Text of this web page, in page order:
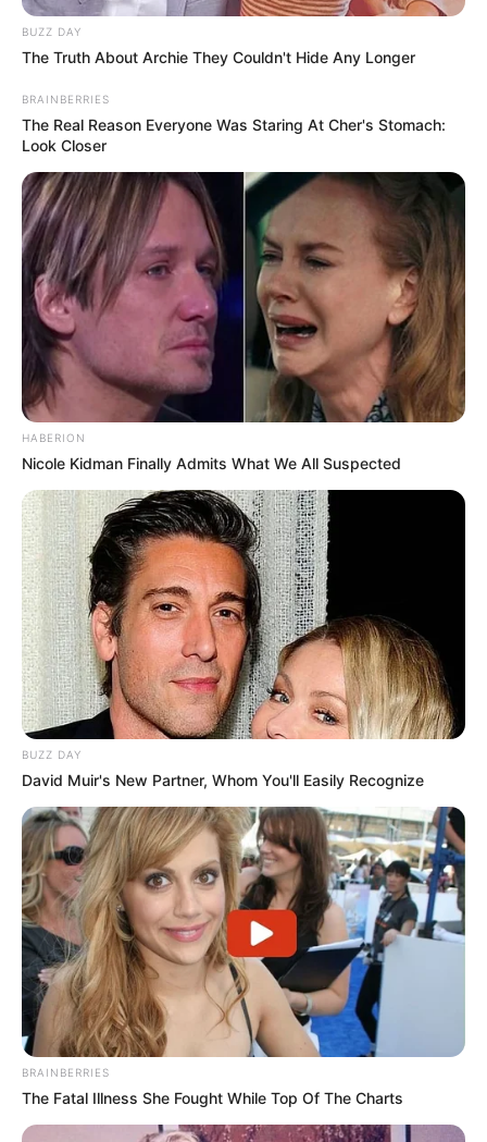
BUZZ DAY
The Truth About Archie They Couldn't Hide Any Longer
BRAINBERRIES
The Real Reason Everyone Was Staring At Cher's Stomach:
Look Closer
HABERION
Nicole Kidman Finally Admits What We All Suspected
BUZZ DAY
David Muir's New Partner, Whom You'll Easily Recognize
BRAINBERRIES
The Fatal Illness She Fought While Top Of The Charts